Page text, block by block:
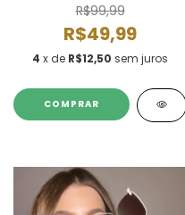
R$99,99
R$49,99
4 x de R$12,50 sem juros
COMPRAR